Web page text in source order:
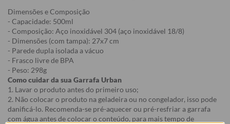
Dimensões e Composição
- Capacidade: 500ml
- Composição: Aço inoxidável 304 (aço inoxidável 18/8)
- Dimensões (com tampa): 27x7 cm
- Parede dupla isolada a vácuo
- Frasco livre de BPA
- Peso: 298g
Como cuidar da sua Garrafa Urban
1. Lavar o produto antes do primeiro uso;
2. Não colocar o produto na geladeira ou no congelador, isso pode
danificá-lo. Recomenda-se pré-aquecer ou pré-resfriar a garrafa
com água antes de colocar o conteúdo, para mais tempo de